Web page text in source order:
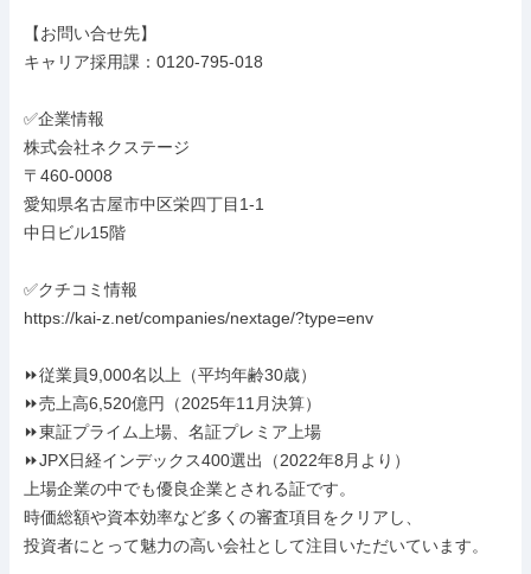
【お問い合せ先】
キャリア採用課：0120-795-018
✅企業情報
株式会社ネクステージ
〒460-0008
愛知県名古屋市中区栄四丁目1-1
中日ビル15階
✅クチコミ情報
https://kai-z.net/companies/nextage/?type=env
⏩️従業員9,000名以上（平均年齢30歳）
⏩️売上高6,520億円（2025年11月決算）
⏩️東証プライム上場、名証プレミア上場
⏩️JPX日経インデックス400選出（2022年8月より）
上場企業の中でも優良企業とされる証です。
時価総額や資本効率など多くの審査項目をクリアし、
投資者にとって魅力の高い会社として注目いただいています。